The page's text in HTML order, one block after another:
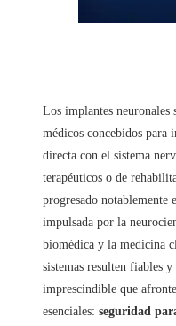
Los implantes neuronales
médicos concebidos para
directa con el sistema
terapéuticos o de
progresado notablemente
impulsada por la
biomédica y la medicina
sistemas resulten fiables
imprescindible que
esenciales: seguridad